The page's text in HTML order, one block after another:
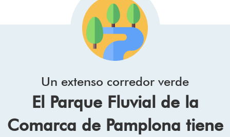
Un extenso corredor verde
El Parque Fluvial de la
Comarca de Pamplona tiene